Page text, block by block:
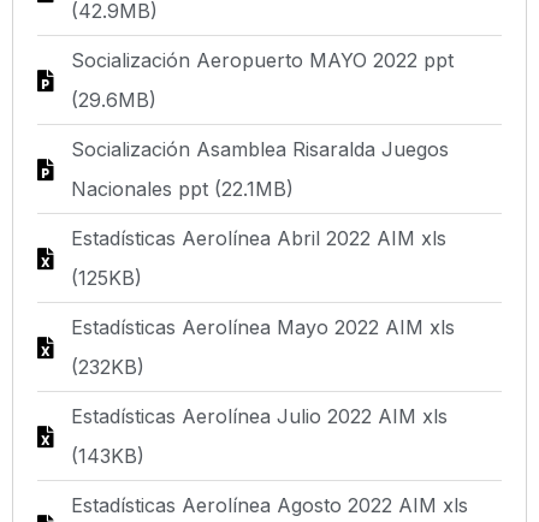
(42.9MB)
Socialización Aeropuerto MAYO 2022 ppt
(29.6MB)
Socialización Asamblea Risaralda Juegos
Nacionales ppt (22.1MB)
Estadísticas Aerolínea Abril 2022 AIM xls
(125KB)
Estadísticas Aerolínea Mayo 2022 AIM xls
(232KB)
Estadísticas Aerolínea Julio 2022 AIM xls
(143KB)
Estadísticas Aerolínea Agosto 2022 AIM xls